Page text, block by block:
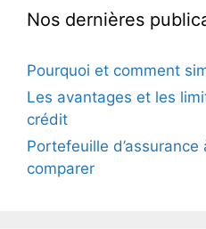
Nos dernières
Pourquoi et comment
Les avantages et les
crédit
Portefeuille
comparer